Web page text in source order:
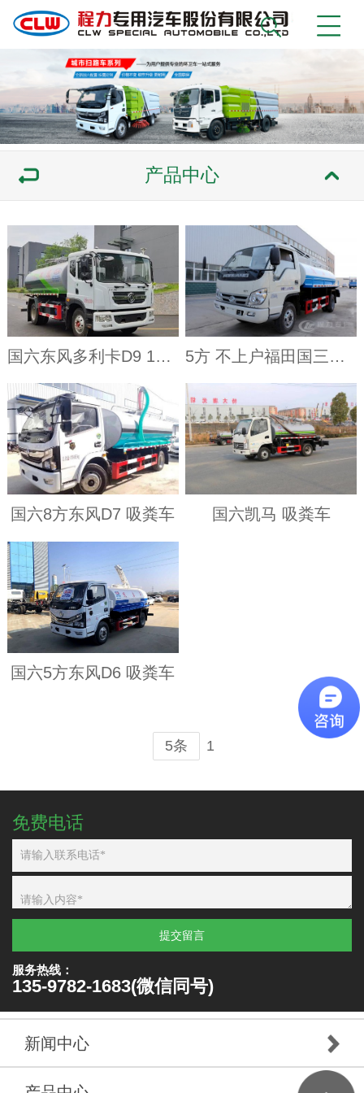
产品中心
国六东风多利卡D9 13方吸粪车_程力吸粪车厂家 5方 不上户福田国三吸粪车
国六8方东风D7 吸粪车 国六凯马 吸粪车
国六5方东风D6 吸粪车
5条 1
免费电话
提交留言
服务热线：
135-9782-1683(微信同号)
新闻中心